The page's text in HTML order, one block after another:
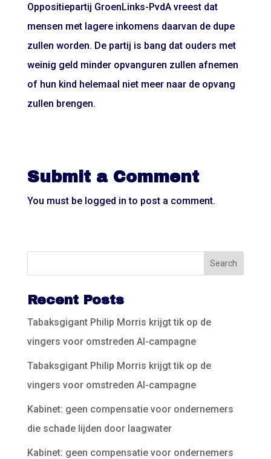
Oppositiepartij GroenLinks-PvdA vreest dat
mensen met lagere inkomens daarvan de dupe
zullen worden. De partij is bang dat ouders met
weinig geld minder opvanguren zullen afnemen
of hun kind helemaal niet meer naar de opvang
zullen brengen.
Submit a Comment
You must be logged in to post a comment.
Recent Posts
Tabaksgigant Philip Morris krijgt tik op de
vingers voor omstreden AI-campagne
Tabaksgigant Philip Morris krijgt tik op de
vingers voor omstreden AI-campagne
Kabinet: geen compensatie voor ondernemers
die schade lijden door laagwater
Kabinet: geen compensatie voor ondernemers